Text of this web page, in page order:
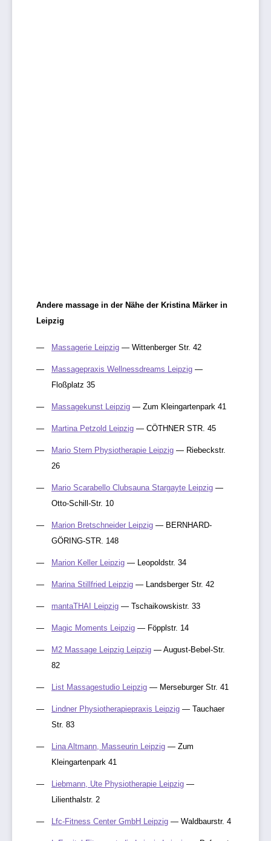
Andere massage in der Nähe der Kristina Märker in
Leipzig
Massagerie Leipzig — Wittenberger Str. 42
Massagepraxis Wellnessdreams Leipzig —
Floßplatz 35
Massagekunst Leipzig — Zum Kleingartenpark 41
Martina Petzold Leipzig — CÖTHNER STR. 45
Mario Stern Physiotherapie Leipzig — Riebeckstr.
26
Mario Scarabello Clubsauna Stargayte Leipzig —
Otto-Schill-Str. 10
Marion Bretschneider Leipzig — BERNHARD-
GÖRING-STR. 148
Marion Keller Leipzig — Leopoldstr. 34
Marina Stillfried Leipzig — Landsberger Str. 42
mantaTHAI Leipzig — Tschaikowskistr. 33
Magic Moments Leipzig — Föpplstr. 14
M2 Massage Leipzig Leipzig — August-Bebel-Str.
82
List Massagestudio Leipzig — Merseburger Str. 41
Lindner Physiotherapiepraxis Leipzig — Tauchaer
Str. 83
Lina Altmann, Masseurin Leipzig — Zum
Kleingartenpark 41
Liebmann, Ute Physiotherapie Leipzig —
Lilienthalstr. 2
Lfc-Fitness Center GmbH Leipzig — Waldbaurstr. 4